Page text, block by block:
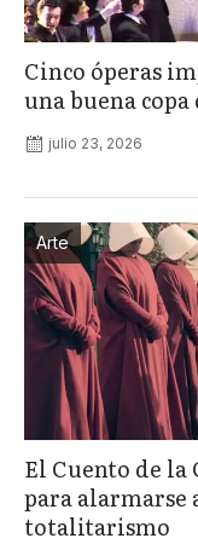
Cinco óperas
una buena
julio 23, 2026
Arte
El Cuento de
para
totalitarismo